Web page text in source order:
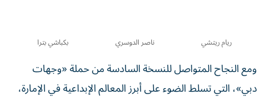
ريام ريتشي ناصر الدوسري بكباشي بترا
ومع النجاح المتواصل للنسخة السادسة من حملة «وجهات
دبي»، التي تسلط الضوء على أبرز المعالم الإبداعية في الإمارة،